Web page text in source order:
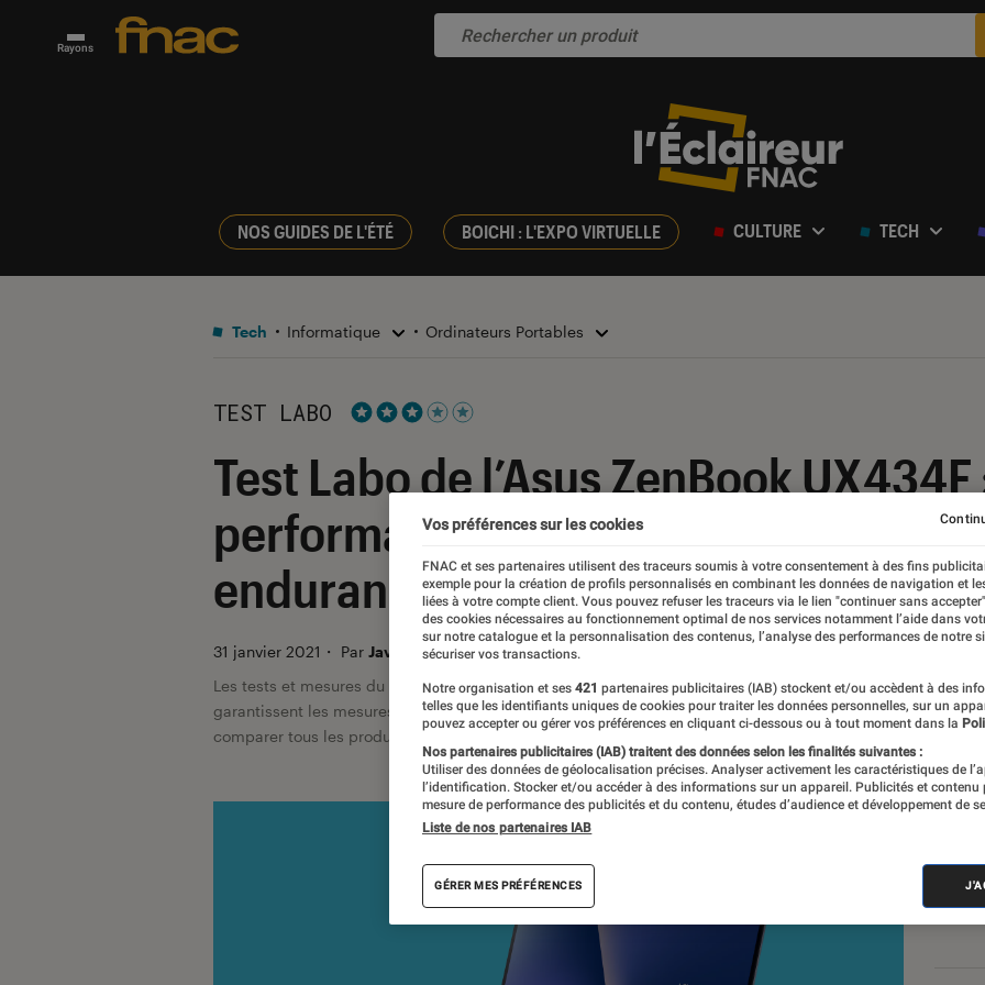
Rayons
NOS GUIDES DE L'ÉTÉ BOICHI : L'EXPO VIRTUELLE CULTURE TECH
Tech Informatique Ordinateurs Portables
TEST LABO
Test Labo de l’Asus ZenBook UX434F
performances au rendez-vous, mais
endurance limitée
31 janvier 2021 ・ Par Javare Traoré
Les tests et mesures du Labo Fnac sont réalisés en toute indépendance du commerce ou des fabricants
garantissent les mesures grâce à leur expertise, et aux équipements de mesures les plus précis. Pour en
comparer tous les produits, visitez notre
comparateur
Vos préférences sur les cookies
FNAC et ses partenaires utilisent des traceurs soumis à votre consentement à des fins
exemple pour la création de profils personnalisés en combinant les données de navigation et
liées à votre compte client. Vous pouvez refuser les traceurs via le lien "continuer sans
des cookies nécessaires au fonctionnement optimal de nos services notamment l’aide dans
sur notre catalogue et la personnalisation des contenus, l’analyse des performances de notre
sécuriser vos transactions.
Notre organisation et ses 421 partenaires publicitaires (IAB) stockent et/ou accèdent à des
telles que les identifiants uniques de cookies pour traiter les données personnelles, sur un
pouvez accepter ou gérer vos préférences en cliquant ci-dessous ou à tout moment dans la
Nos partenaires publicitaires (IAB) traitent des données selon les finalités suivantes :
Utiliser des données de géolocalisation précises. Analyser activement les caractéristiques de
l’identification. Stocker et/ou accéder à des informations sur un appareil. Publicités et contenu
mesure de performance des publicités et du contenu, études d’audience et développement de
Liste de nos partenaires IAB
GÉRER MES PRÉFÉRENCES